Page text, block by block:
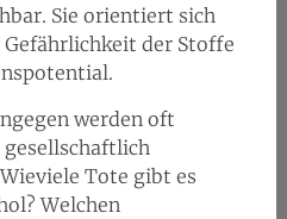
Sie orientiert sich
der Stoffe
werden oft
Tote gibt es
Welchen